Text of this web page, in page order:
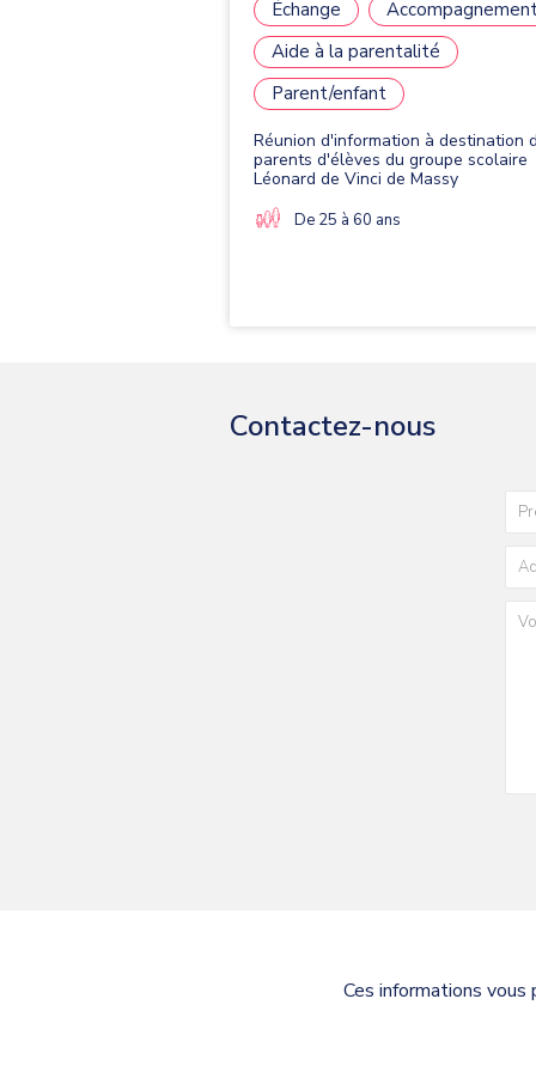
Échange
Aide à la parentalité
Parent/enfant
Réunion d'information à destination
parents d'élèves du groupe scolaire
Léonard de Vinci de Massy
De 25 à 60 ans
Contactez-nous
Ces informations vous